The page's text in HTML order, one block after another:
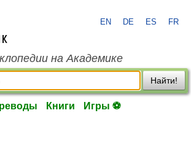
EN DE ES FR
на Академике
Найти!
Книги Игры ⚽